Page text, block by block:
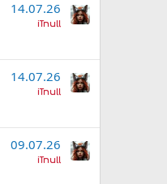
14.07.26
iTnull
14.07.26
iTnull
09.07.26
iTnull